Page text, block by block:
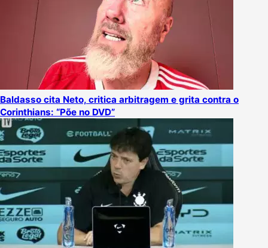
Baldasso cita Neto, critica arbitragem e grita contra o
Corinthians: “Põe no DVD”